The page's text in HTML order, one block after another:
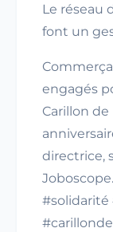
Le réseau
font un
engagés
Carillon
directrice,
#solidarité